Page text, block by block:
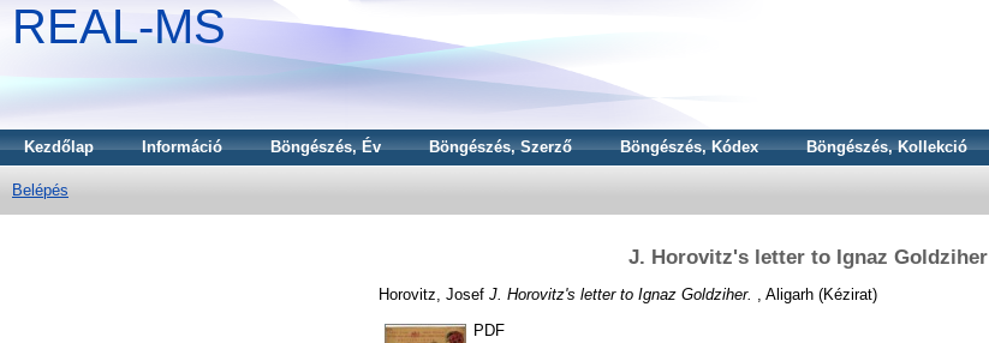
REAL-MS
Kezdőlap Információ Böngészés, Év Böngészés, Szerző Böngészés, Kódex Böngészés, Kollekció
Belépés
J. Horovitz's letter to Ignaz Goldziher
Horovitz, Josef J. Horovitz's letter to Ignaz Goldziher. , Aligarh (Kézirat)
PDF